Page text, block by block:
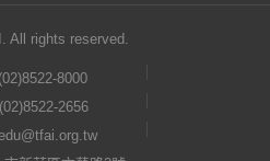
All rights reserved.
(02)8522-8000
2656